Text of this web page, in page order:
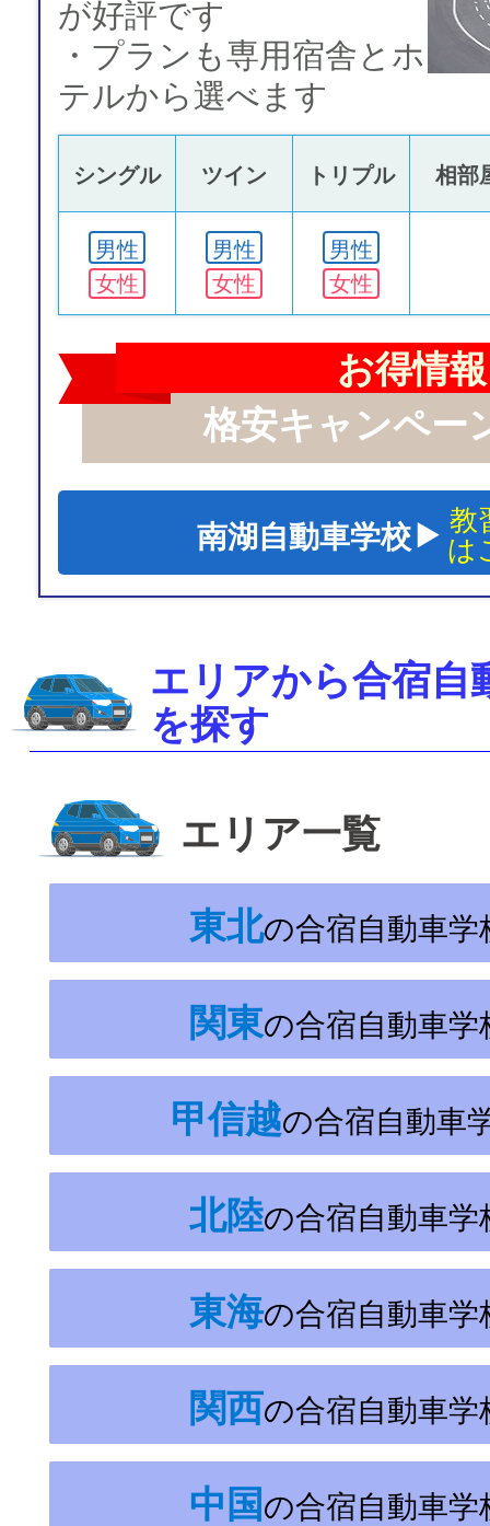
が好評です
・プランも専用宿舎とホ
テルから選べます
シングル ツイン トリプル 相部
男性
女性
男性
女性
男性
女性
お得情報
格安キャンペー
南湖自動車学校
教
は
エリアから合宿自
を探す
エリア一覧
東北の合宿自動車学
関東の合宿自動車学
甲信越の合宿自動車
北陸の合宿自動車学
東海の合宿自動車学
関西の合宿自動車学
中国の合宿自動車学